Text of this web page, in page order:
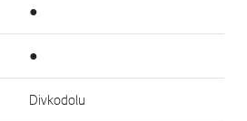
●
●
Divkodolu